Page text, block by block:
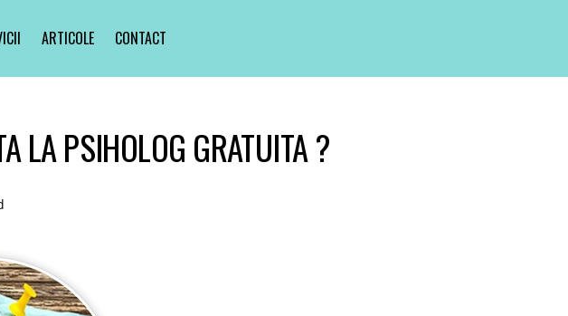
ARTICOLE CONTACT
LA PSIHOLOG GRATUITA ?